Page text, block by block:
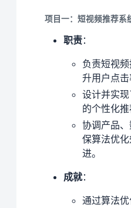
项目一：短视频推荐系
职责：
负责短视
升用户点击
设计并实
的个性化推
协调产品
保算法优
进。
成就：
通过算法